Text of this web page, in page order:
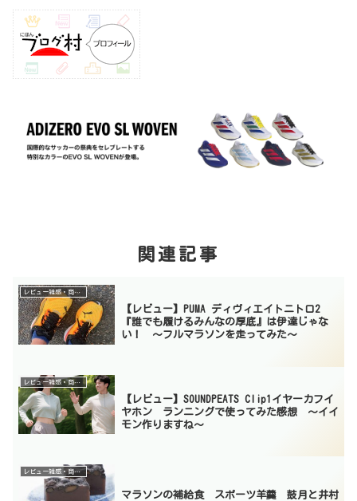
関連記事
レビュー雑感・商品紹介
【レビュー】PUMA ディヴィエイトニトロ2
『誰でも履けるみんなの厚底』は伊達じゃな
い！ 〜フルマラソンを走ってみた〜
レビュー雑感・商品紹介
【レビュー】SOUNDPEATS Clip1イヤーカフイ
ヤホン ランニングで使ってみた感想 〜イイ
モン作りますね〜
レビュー雑感・商品紹介
マラソンの補給食 スポーツ羊羹 鼓月と井村